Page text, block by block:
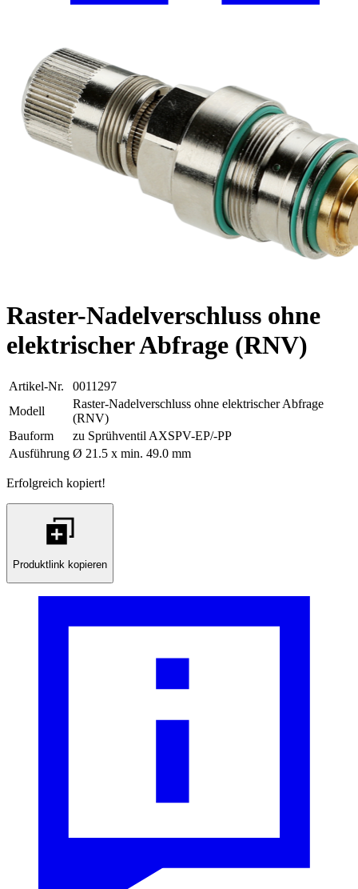
Raster-Nadelverschluss ohne
elektrischer Abfrage (RNV)
Artikel-Nr.
0011297
Modell
Raster-Nadelverschluss ohne elektrischer Abfrage
(RNV)
Bauform
zu Sprühventil AXSPV-EP/-PP
Ausführung Ø 21.5 x min. 49.0 mm
Erfolgreich kopiert!
Produktlink kopieren